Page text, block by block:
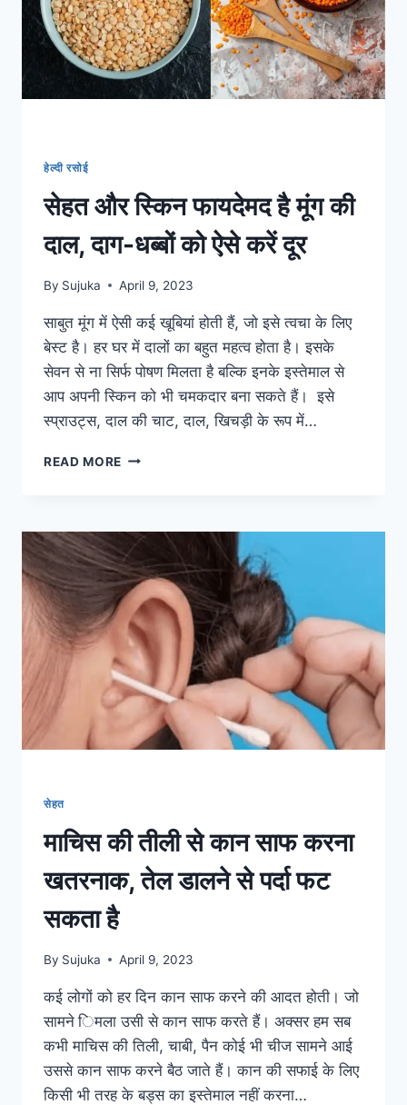
समय
रखें
इन
बातों
का
हेल्दी रसोई
सेहत और स्किन फायदेमद है मूंग की
दाल, दाग-धब्बों को ऐसे करें दूर
By Sujuka April 9, 2023
साबुत मूंग में ऐसी कई खूबियां होती हैं, जो इसे त्वचा के लिए
बेस्ट है। हर घर में दालों का बहुत महत्व होता है। इसके
सेवन से ना सिर्फ पोषण मिलता है बल्कि इनके इस्तेमाल से
आप अपनी स्किन को भी चमकदार बना सकते हैं। इसे
स्प्राउट्स, दाल की चाट, दाल, खिचड़ी के रूप में…
READ MORE सेहत
है
मूंग
की
दाल,
दाग-
धब्बों
को
ऐसे
करें
दूर
सेहत
माचिस की तीली से कान साफ करना
खतरनाक, तेल डालने से पर्दा फट
सकता है
By Sujuka April 9, 2023
कई लोगों को हर दिन कान साफ करने की आदत होती। जो
सामने िमला उसी से कान साफ करते हैं। अक्सर हम सब
कभी माचिस की तिली, चाबी, पैन कोई भी चीज सामने आई
उससे कान साफ करने बैठ जाते हैं। कान की सफाई के लिए
किसी भी तरह के बड्स का इस्तेमाल नहीं करना…